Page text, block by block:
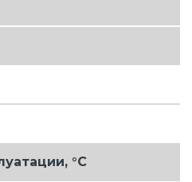
°C